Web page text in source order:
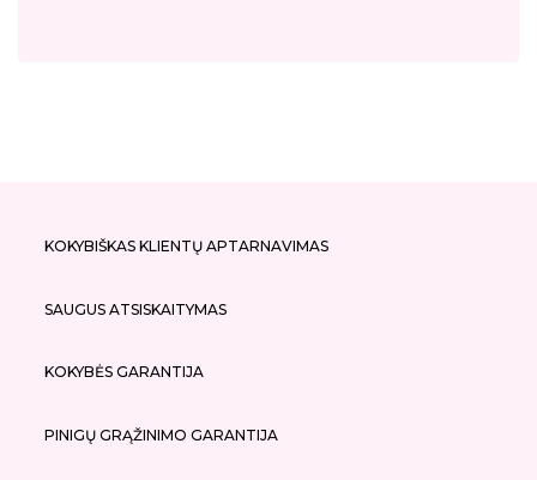
KOKYBIŠKAS KLIENTŲ APTARNAVIMAS
SAUGUS ATSISKAITYMAS
KOKYBĖS GARANTIJA
PINIGŲ GRĄŽINIMO GARANTIJA